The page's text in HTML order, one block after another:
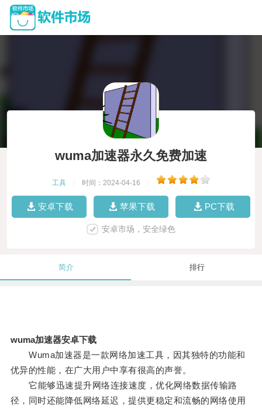
wuma加速器永久免费加速
工具 时间：2024-04-16
安卓下载 苹果下载 PC下载
安卓市场，安全绿色
简介 排行
wuma加速器安卓下载
Wuma加速器是一款网络加速工具，因其独特的功能和
优异的性能，在广大用户中享有很高的声誉。
它能够迅速提升网络连接速度，优化网络数据传输路
径，同时还能降低网络延迟，提供更稳定和流畅的网络使用